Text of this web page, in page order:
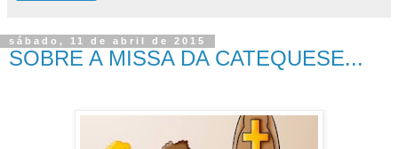
sábado, 11 de abril de 2015
SOBRE A MISSA DA CATEQUESE...